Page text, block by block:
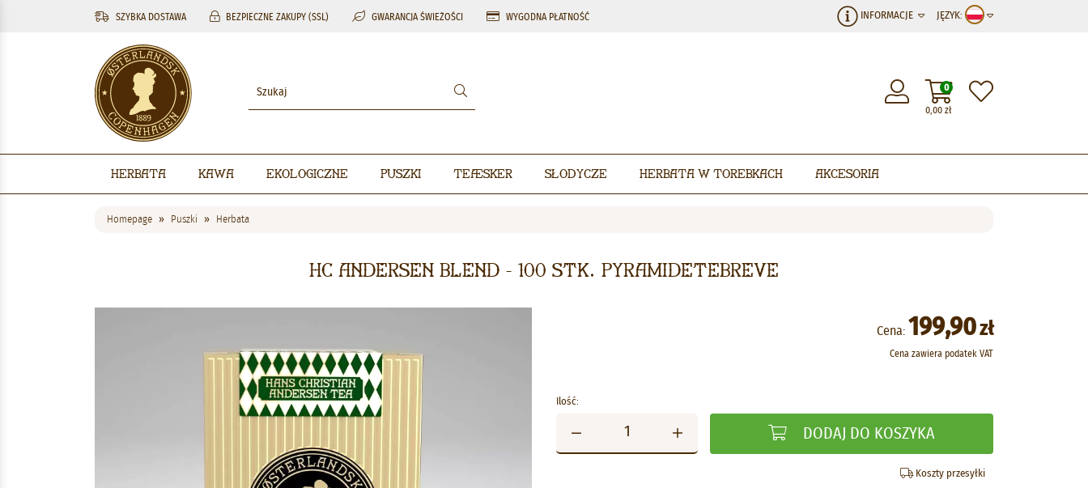
SZYBKA DOSTAWA BEZPIECZNE ZAKUPY (SSL) GWARANCJA ŚWIEŻOŚCI WYGODNA PŁATNOŚĆ JĘZYK:
INFORMACJE
0,00 zł
0
Herbata Kawa Ekologiczne Puszki Teæsker Słodycze Herbata w torebkach Akcesoria
Homepage Puszki Herbata
HC Andersen Blend - 100 stk. pyramidetebreve
Cena: 199,90zł
Cena zawiera podatek VAT
Ilość:
DODAJ DO KOSZYKA
Koszty przesyłki